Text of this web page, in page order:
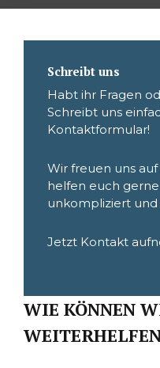
Schreibt uns
Habt ihr Fragen
Schreibt uns
Kontaktformular!
Wir freuen uns
helfen euch
unkompliziert und
Jetzt Kontakt
WIE KÖNNEN